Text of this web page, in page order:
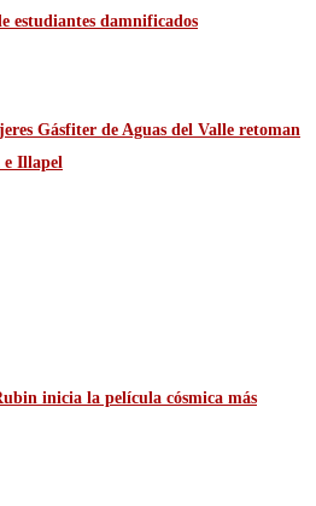
estudiantes damnificados
Gásfiter de Aguas del Valle retoman
e Illapel
inicia la película cósmica más